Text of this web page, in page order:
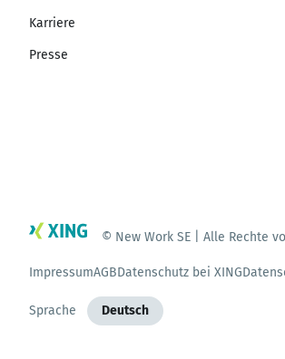
Karriere
Presse
© New Work SE | Alle Rechte
ImpressumAGBDatenschutz bei XING
Sprache Deutsch